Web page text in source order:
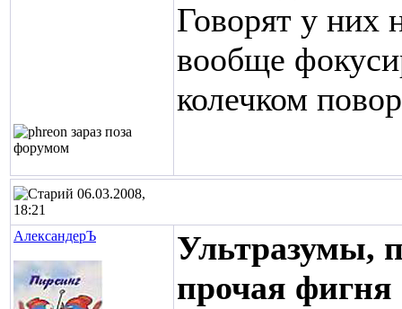
Говорят у них
вообще
колечком
06.03.2008,
18:21
АлександерЪ
Ультразумы,
прочая фигня